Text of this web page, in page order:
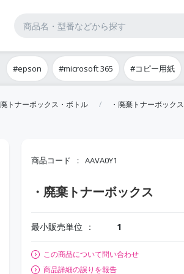
#epson #microsoft 365 #コピー用紙
廃トナーボックス・ボトル ・廃棄トナーボックス
商品コード AAVA0Y1
・廃棄トナーボックス
最小販売単位 1
この商品について問い合わせ
商品詳細の誤りを報告